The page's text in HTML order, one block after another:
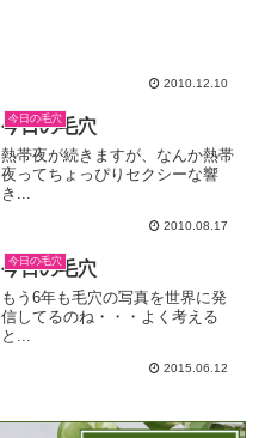
2010.12.10
今日の毛穴
今日の毛穴
熱帯夜が続きますが、なんか熱帯
夜ってちょっぴりセクシーな響
き...
2010.08.17
今日の毛穴
今日の毛穴
もう6年も毛穴の写真を世界に発
信してるのね・・・よく考える
と...
2015.06.12